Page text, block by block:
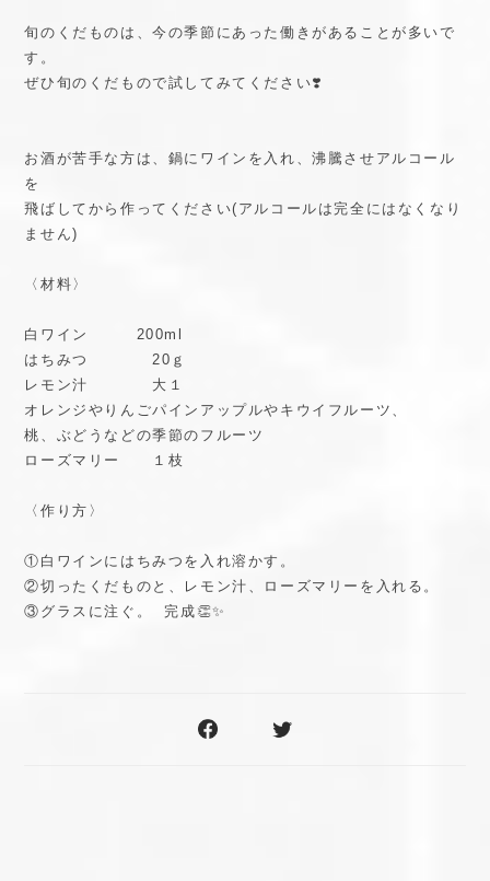
旬のくだものは、今の季節にあった働きがあることが多いで
す。
ぜひ旬のくだもので試してみてください❣️
お酒が苦手な方は、鍋にワインを入れ、沸騰させアルコール
を
飛ばしてから作ってください(アルコールは完全にはなくなり
ません)
〈材料〉
白ワイン 200ml
はちみつ 20ｇ
レモン汁 大１
オレンジやりんごパインアップルやキウイフルーツ、
桃、ぶどうなどの季節のフルーツ
ローズマリー １枝
〈作り方〉
①白ワインにはちみつを入れ溶かす。
②切ったくだものと、レモン汁、ローズマリーを入れる。
③グラスに注ぐ。 完成👏✨